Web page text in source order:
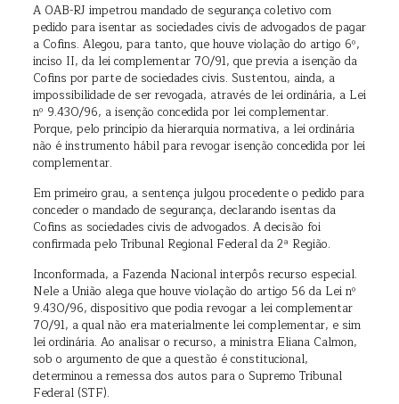
A OAB-RJ impetrou mandado de segurança coletivo com
pedido para isentar as sociedades civis de advogados de pagar
a Cofins. Alegou, para tanto, que houve violação do artigo 6º,
inciso II, da lei complementar 70/91, que previa a isenção da
Cofins por parte de sociedades civis. Sustentou, ainda, a
impossibilidade de ser revogada, através de lei ordinária, a Lei
nº 9.430/96, a isenção concedida por lei complementar.
Porque, pelo princípio da hierarquia normativa, a lei ordinária
não é instrumento hábil para revogar isenção concedida por lei
complementar.
Em primeiro grau, a sentença julgou procedente o pedido para
conceder o mandado de segurança, declarando isentas da
Cofins as sociedades civis de advogados. A decisão foi
confirmada pelo Tribunal Regional Federal da 2ª Região.
Inconformada, a Fazenda Nacional interpôs recurso especial.
Nele a União alega que houve violação do artigo 56 da Lei nº
9.430/96, dispositivo que podia revogar a lei complementar
70/91, a qual não era materialmente lei complementar, e sim
lei ordinária. Ao analisar o recurso, a ministra Eliana Calmon,
sob o argumento de que a questão é constitucional,
determinou a remessa dos autos para o Supremo Tribunal
Federal (STF).